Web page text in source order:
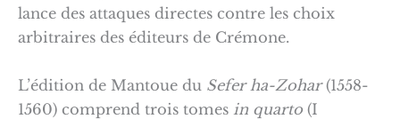
lance des attaques directes contre les choix
arbitraires des éditeurs de Crémone.
L’édition de Mantoue du Sefer ha-Zohar(1558-
1560) comprend trois tomes in quarto (I